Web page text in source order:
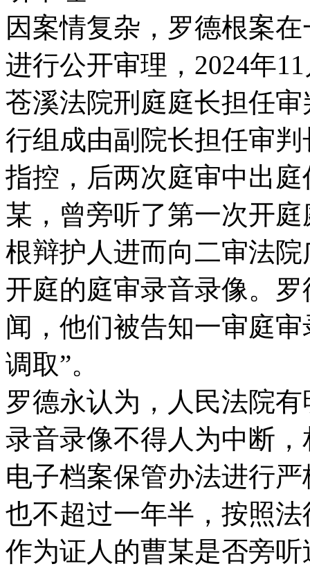
因案情复杂，罗德根案
进行公开审理，2024年
苍溪法院刑庭庭长担任
行组成由副院长担任审
指控，后两次庭审中出
某，曾旁听了第一次开
根辩护人进而向二审法
开庭的庭审录音录像。
闻，他们被告知一审庭
调取”。
罗德永认为，人民法院
录音录像不得人为中断
电子档案保管办法进行
也不超过一年半，按照
作为证人的曹某是否旁